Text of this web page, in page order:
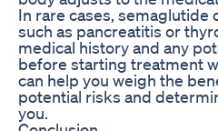
In rare cases, semaglutide
such as pancreatitis or
medical history and any
before starting treatment
can help you weigh the
potential risks and
you.